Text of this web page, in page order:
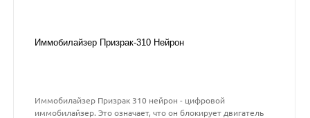
Иммобилайзер Призрак-310 Нейрон
Иммобилайзер Призрак 310 нейрон - цифровой
иммобилайзер. Это означает, что он блокирует двигатель